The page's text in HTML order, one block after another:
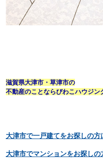
滋賀県大津市・草津市の
不動産のことならびわこハウジン
大津市で一戸建てをお探しの方
大津市でマンションをお探しの